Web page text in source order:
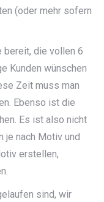
(oder mehr sofern
bereit, die vollen 6
Kunden wünschen
Zeit muss man
Ebenso ist die
Es ist also nicht
je nach Motiv und
erstellen,
sind, wir